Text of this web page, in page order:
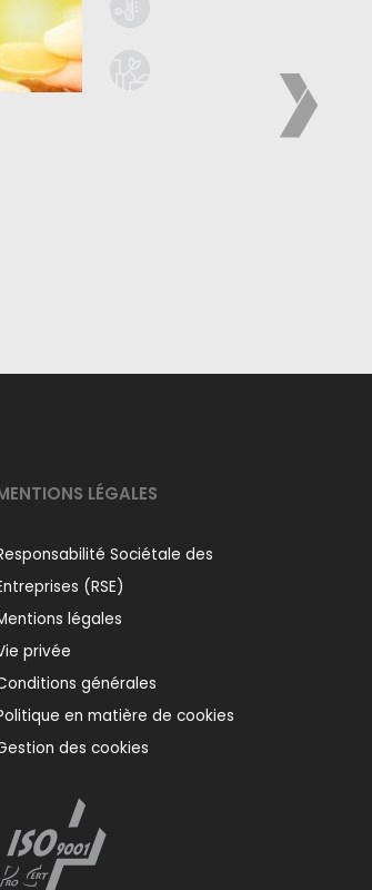
LÉGALES
Sociétale des
(RSE)
légales
privée
générales
en matière de cookies
des cookies